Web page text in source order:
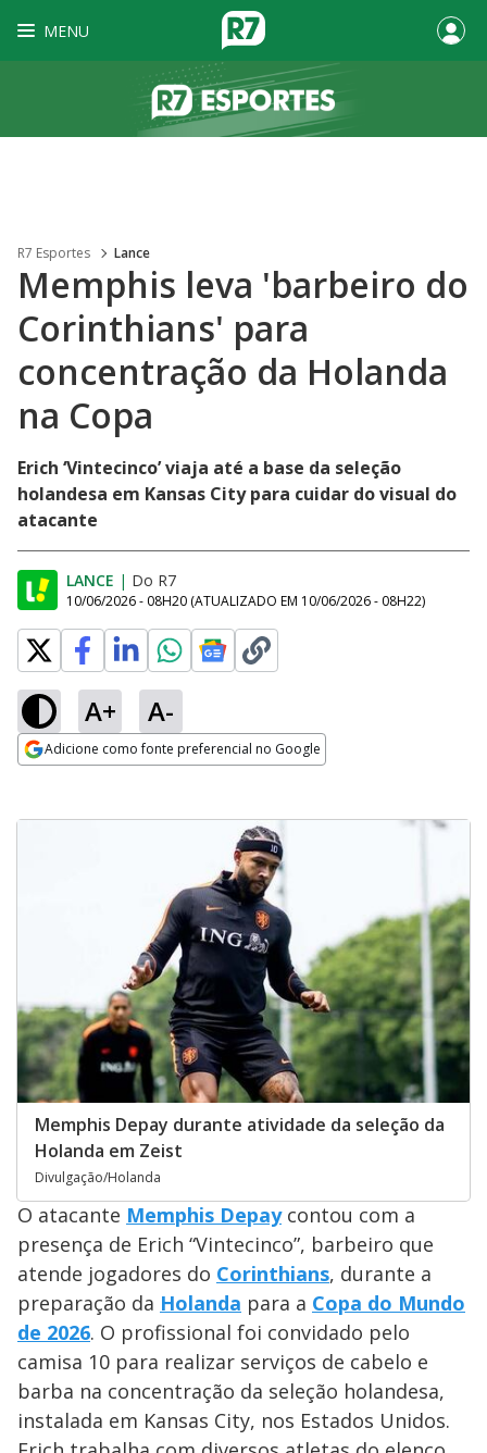
MENU
R7 Esportes Lance
Memphis leva 'barbeiro do
Corinthians' para
concentração da Holanda
na Copa
Erich ‘Vintecinco’ viaja até a base da seleção
holandesa em Kansas City para cuidar do visual do
atacante
LANCE | Do R7
10/06/2026 - 08H20 (ATUALIZADO EM 10/06/2026 - 08H22)
A+ A-
Adicione como fonte preferencial no Google
Memphis Depay durante atividade da seleção da
Holanda em Zeist
Divulgação/Holanda
O atacante Memphis Depaycontou com a
presença de Erich “Vintecinco”, barbeiro que
atende jogadores do Corinthians, durante a
preparação da Holanda para a Copa do Mundo
de 2026. O profissional foi convidado pelo
camisa 10 para realizar serviços de cabelo e
barba na concentração da seleção holandesa,
instalada em Kansas City, nos Estados Unidos.